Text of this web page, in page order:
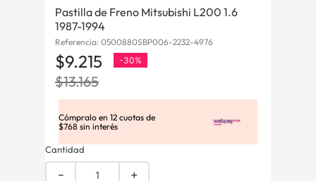
Pastilla de Freno Mitsubishi L200 1.6
1987-1994
Referencia: 0500880SBP006-2232-4976
$9.215 -30%
$13.165
Cómpralo en 12 cuotas de
$768 sin interés
Cantidad
＋
－